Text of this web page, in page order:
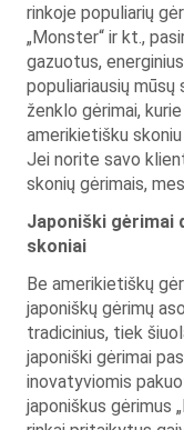
rinkoje populiarių
„Monster“ ir kt.,
gazuotus,
populiariausių mūsų
ženklo gėrimai,
amerikietišku
Jei norite savo
skonių gėrimais,
Japoniški gėrimai
skoniai
Be amerikietiškų
japoniškų gėrimų
tradicinius, tiek
japoniški gėrimai
inovatyviomis
japoniškus gėrimus